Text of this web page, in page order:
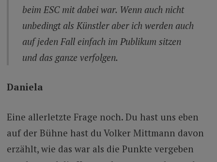
beim ESC mit dabei war. Wenn auch nicht
unbedingt als Künstler aber ich werden auch
auf jeden Fall einfach im Publikum sitzen
und das ganze verfolgen.
Daniela
Eine allerletzte Frage noch. Du hast uns eben
auf der Bühne hast du Volker Mittmann davon
erzählt, wie das war als die Punkte vergeben